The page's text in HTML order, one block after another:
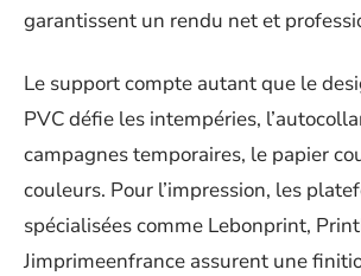
garantissent un rendu net et
Le support compte autant que le
PVC défie les intempéries,
campagnes temporaires, le papier
couleurs. Pour l’impression, les
spécialisées comme Lebonprint,
Jimprimeenfrance assurent une